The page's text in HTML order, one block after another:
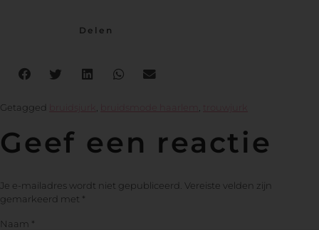
Delen
Getagged , , trouwjurk
Geef een reactie
Je e-mailadres wordt niet gepubliceerd. Vereiste velden zijn
gemarkeerd met *
Naam *